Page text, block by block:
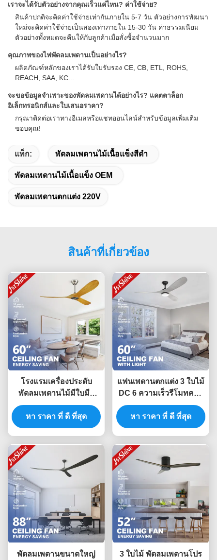
เราจะได้รับตัวอย่างจากคุณเร็วแค่ไหน? ค่าใช้จ่าย?
สินค้าปกติจะคิดค่าใช้จ่ายเท่ากันภายใน 5-7 วัน ตัวอย่างการพัฒนา
ใหม่จะคิดค่าใช้จ่ายเป็นสองเท่าภายใน 15-30 วัน ค่าธรรมเนียม
ตัวอย่างทั้งหมดจะคืนให้กับลูกค้าเมื่อสั่งซื้อจำนวนมาก
คุณภาพของไฟพัดลมเพดานเป็นอย่างไร?
ผลิตภัณฑ์หลักของเราได้รับใบรับรอง CE, CB, ETL, ROHS,
REACH, SAA, KC...
จะขอข้อมูลจำเพาะของพัดลมเพดานได้อย่างไร? แคตตาล็อก
อิเล็กทรอนิกส์และใบเสนอราคา?
กรุณาติดต่อเราทางอีเมลหรือแชทออนไลน์สำหรับข้อมูลเพิ่มเติม
ขอบคุณ!
แท็ก: พัดลมเพดานไม้เนื้อแข็งสีดำ
พัดลมเพดานไม้เนื้อแข็ง OEM
พัดลมเพดานตกแต่ง 220V
สินค้าที่เกี่ยวข้อง
โรงแรมเครื่องประดับ
พัดลมเพดานไม้มีใบมีด
ด้วย DC Motor Remote
Control
หา ราคา ที่ ดี ที่สุด
แฟนเพดานตกแต่ง 3 ใบไม้
DC 6 ความเร็วรีโมทควบ
คุมเสียงต่ํา
หา ราคา ที่ ดี ที่สุด
พัดลมเพดานขนาดใหญ่
3 ใบไม้ พัดลมเพดานโปร